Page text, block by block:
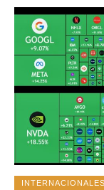
INTERNACIONALES